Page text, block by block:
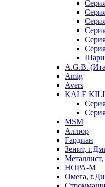
A.G.B.
Amig
Avers
KALE
MSM
Аллюр
Гардиан
Зенит,
Металлист,
НОРА-М
Омега,